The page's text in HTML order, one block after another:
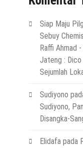
Siap Maju
Sebuy
Raffi Ahmad
Jateng : Dico
Sejumlah
Sudiyono
Sudiyono,
Disangka-
Elidafapada